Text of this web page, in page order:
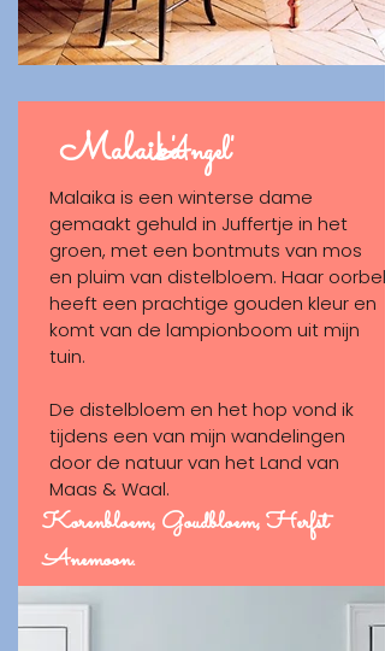
SHOP
Malaika'Angel'
Malaika is een winterse dame
gemaakt gehuld in Juffertje in het
groen, met een bontmuts van mos
en pluim van distelbloem. Haar oorbel
heeft een prachtige gouden kleur en
komt van de lampionboom uit mijn
tuin.
De distelbloem en het hop vond ik
tijdens een van mijn wandelingen
door de natuur van het Land van
Maas & Waal.
Korenbloem, Goudbloem, Herfst
Anemoon.